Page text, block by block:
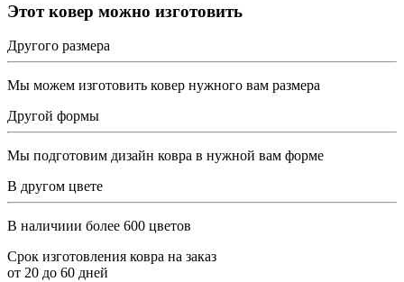
Этот ковер можно изготовить
Другого размера
Мы можем изготовить ковер нужного вам размера
Другой формы
Мы подготовим дизайн ковра в нужной вам форме
В другом цвете
В наличиии более 600 цветов
Срок изготовления ковра на заказ
от 20 до 60 дней